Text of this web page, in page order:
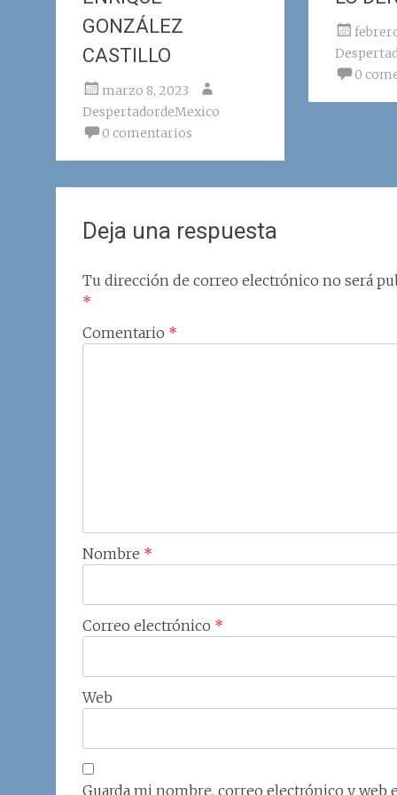
GONZÁLEZ
CASTILLO
marzo 8, 2023
DespertadordeMexico
0 comentarios
0
Deja una respuesta
Tu dirección de correo electrónico no será
*
Comentario *
Nombre *
Correo electrónico *
Web
Guarda mi nombre, correo electrónico y web